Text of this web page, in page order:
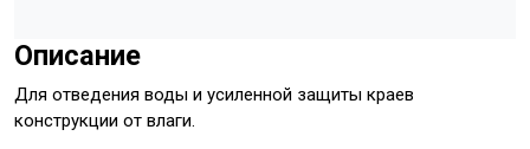
Описание
Для отведения воды и усиленной защиты краев
конструкции от влаги.